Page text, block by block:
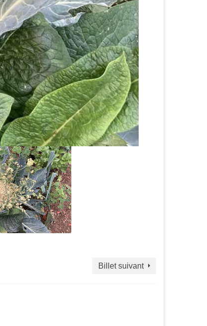
Billet suivant